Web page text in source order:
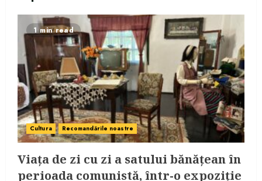
1 min read
Cultura Recomandările noastre
Viața de zi cu zi a satului bănățean în
perioada comunistă, într-o expoziție